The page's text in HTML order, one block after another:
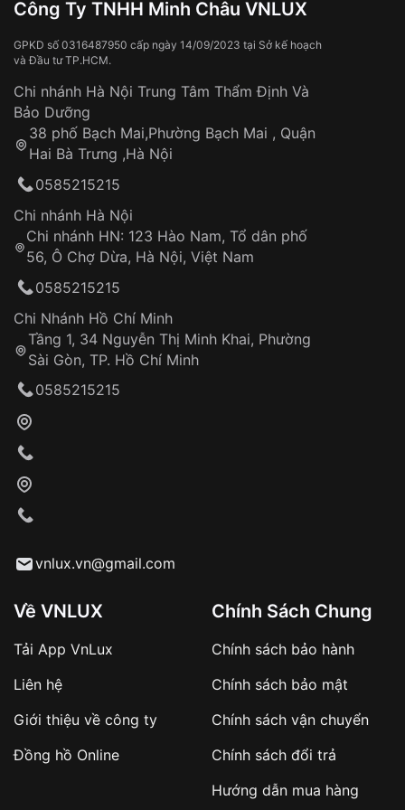
Những sản phẩm tương tự"Frederique Constant
Slimline FC-306MR4S6 – Đồng Hồ Cơ Automatic
Slimline 40mm Mỏng Nhẹ":
Thời gian vận chuyển trung bình: 3 – 5 ngày
làm việc
Áp dụng cho tất cả tỉnh thành trên toàn quốc
Thời gian tính từ khi xác nhận đơn hàng thành
công
Hotline: 0585 215 215
Từ khóa SEO:
Khách hàng kiểm tra và thanh toán trực tiếp
Từ khóa SEO:
sản phẩm đặc biệt
hàng
Số tiền còn lại thanh toán khi nhận hàng hoặc
Đồng hồ bị hư hỏng do:
Tai nạn hoặc tác động từ bên ngoài
Hao mòn tự nhiên theo thời gian:
Dây đeo
Sản phẩm đã bị:
Tự ý sửa chữa
thống VNLUX
Đảm bảo quyền lợi khách hàng
Đồng hành cùng khách hàng trong suốt quá
trình sử dụng
Công Ty TNHH Minh Châu VNLUX
GPKD số 0316487950 cấp ngày 14/09/2023 tại Sở kế hoạch
và Đầu tư TP.HCM.
Chi nhánh Hà Nội Trung Tâm Thẩm Định Và
Bảo Dưỡng
38 phố Bạch Mai,Phường Bạch Mai , Quận
Hai Bà Trưng ,Hà Nội
0585215215
Chi nhánh Hà Nội
Chi nhánh HN: 123 Hào Nam, Tổ dân phố
56, Ô Chợ Dừa, Hà Nội, Việt Nam
0585215215
Chi Nhánh Hồ Chí Minh
Tầng 1, 34 Nguyễn Thị Minh Khai, Phường
Sài Gòn, TP. Hồ Chí Minh
0585215215
vnlux.vn@gmail.com
Về VNLUX
Tải App VnLux
Liên hệ
Giới thiệu về công ty
Đồng hồ Online
Chính Sách Chung
Chính sách bảo hành
Chính sách bảo mật
Chính sách vận chuyển
Chính sách đổi trả
Hướng dẫn mua hàng